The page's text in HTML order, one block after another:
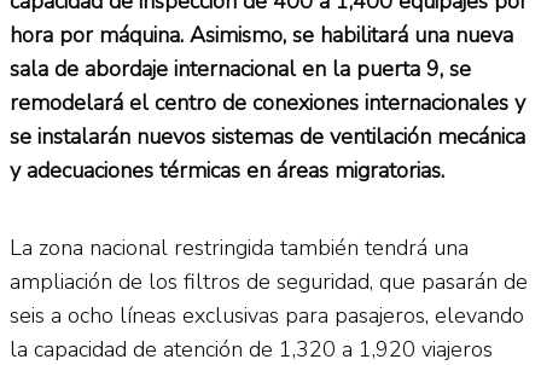
hora por máquina. Asimismo, se habilitará una nueva
sala de abordaje internacional en la puerta 9, se
remodelará el centro de conexiones internacionales y
se instalarán nuevos sistemas de ventilación mecánica
y adecuaciones térmicas en áreas migratorias.
La zona nacional restringida también tendrá una
ampliación de los filtros de seguridad, que pasarán de
seis a ocho líneas exclusivas para pasajeros, elevando
la capacidad de atención de 1,320 a 1,920 viajeros